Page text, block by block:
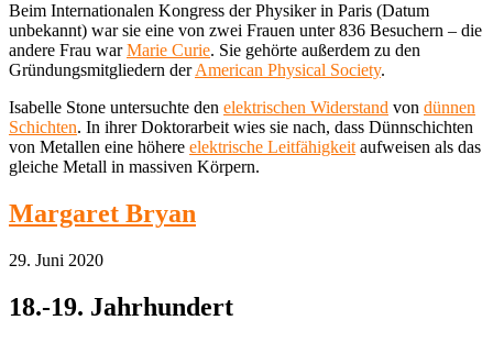
Beim Internationalen Kongress der Physiker in Paris (Datum
unbekannt) war sie eine von zwei Frauen unter 836 Besuchern – die
andere Frau warMarie Curie. Sie gehörte außerdem zu den
Gründungsmitgliedern derAmerican Physical Society.
Isabelle Stone untersuchte den elektrischen Widerstand von dünnen
Schichten. In ihrer Doktorarbeit wies sie nach, dass Dünnschichten
von Metallen eine höhere elektrische Leitfähigkeit aufweisen als das
gleiche Metall in massiven Körpern.
Margaret Bryan
29. Juni 2020
18.-19. Jahrhundert